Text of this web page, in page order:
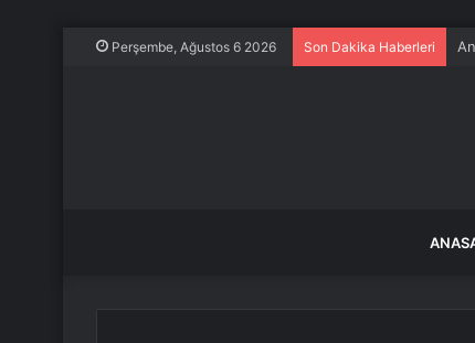
Perşembe, Ağustos 6 2026 Son Dakika Haberleri